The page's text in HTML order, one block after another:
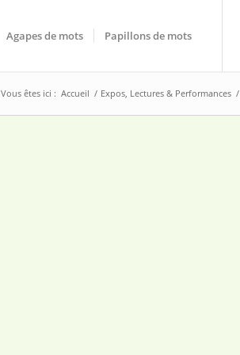
Agapes de mots Papillons de mots
Vous êtes ici : Accueil / Expos, Lectures & Performances /